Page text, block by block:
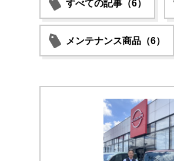
すべての記事（6）
メンテナンス商品（6）